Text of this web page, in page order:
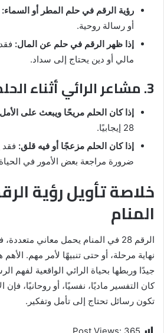
رؤية الرقم في حلم المطر أو السماء:
أو رسالة روحية.
إذا ظهر الرقم في حلم عن المال:
مالي أو دين يحتاج إلى سداد.
3. مشاعر الرائي أثناء الحلم
إذا كان الحلم مريحًا ويبعث على
28 إيجابيًا.
إذا كان الحلم مزعجًا أو فيه قلق: فقد
ضرورة مراجعة بعض الأمور في
المنام
الرقم 28 في المنام يحمل معاني
نهاية مرحلة، أو حتى تنبيهًا لأمر مهم.
جيدًا وربطها بحياة الرائي الواقعية لفهم
كان التفسير ماديًا، نفسيًا، أو روحانيًا، فإن
تكون رسائل تحتاج إلى تأمل وتفكير.